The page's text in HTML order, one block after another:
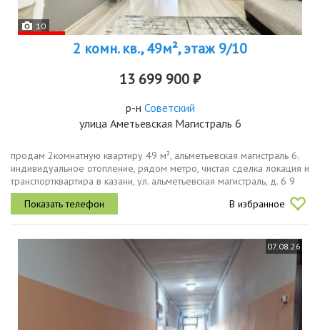
10
2 комн. кв., 49м², этаж 9/10
13 699 900 ₽
р-н Советский
улица Аметьевская Магистраль 6
продам 2комнатную квартиру 49 м², альметьевская магистраль 6.
индивидуальное отопление, рядом метро, чистая сделка локация и
транспортквартира в казани, ул. альметьевская магистраль, д. 6 9
этаж из 10 в кирпичном доме. до метро пешком, быстрый...
В избранное
07.08.26